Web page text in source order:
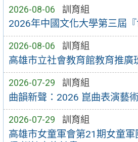
2026-08-06 訓育組
2026年中國文化大學第三屆『
2026-08-06 訓育組
高雄市立社會教育館教育推廣
2026-07-29 訓育組
曲韻新聲：2026 崑曲表演藝
2026-07-29 訓育組
高雄市女童軍會第21期女童